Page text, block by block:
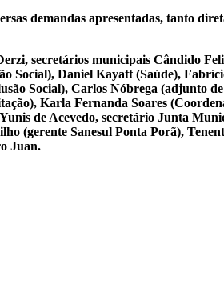
demandas apresentadas, tanto
secretários municipais Cândido
Daniel Kayatt (Saúde),
Social), Carlos Nóbrega (adjunto
Karla Fernanda Soares
de Acevedo, secretário Junta
(gerente Sanesul Ponta Porã),
Juan.